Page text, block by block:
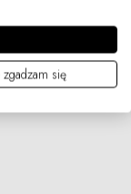
miękkość,
się na
i codziennych w
zgadzam się